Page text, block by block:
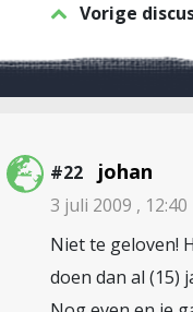
Vorige
#22 johan
3 juli 2009 , 12:40
Niet te geloven!
doen dan al (15)